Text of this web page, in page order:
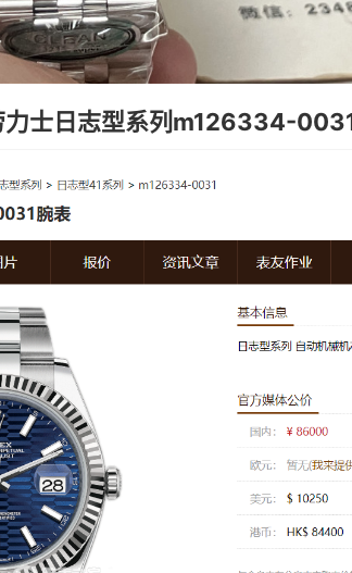
力士日志型系列m126334-